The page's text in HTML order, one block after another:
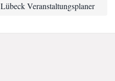
Lübeck Veranstaltungsplaner